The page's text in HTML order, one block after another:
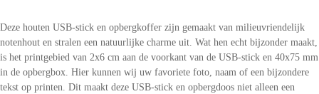
Deze houten USB-stick en opbergkoffer zijn gemaakt van milieuvriendelijk
notenhout en stralen een natuurlijke charme uit. Wat hen echt bijzonder maakt,
is het printgebied van 2x6 cm aan de voorkant van de USB-stick en 40x75 mm
in de opbergbox. Hier kunnen wij uw favoriete foto, naam of een bijzondere
tekst op printen. Dit maakt deze USB-stick en opbergdoos niet alleen een